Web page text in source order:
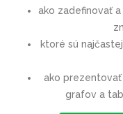
ako zadefinovať
ktoré sú
ako
grafov a